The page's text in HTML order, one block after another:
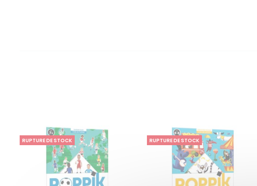
RUPTURE DE STOCK RUPTURE DE STOCK